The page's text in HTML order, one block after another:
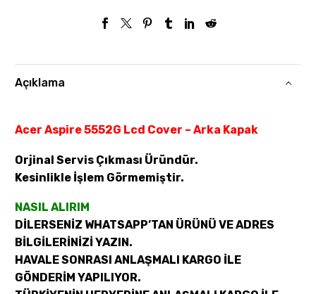
Açıklama
Acer Aspire 5552G Lcd Cover – Arka Kapak
Orjinal Servis Çıkması Üründür.
Kesinlikle İşlem Görmemiştir.
NASIL ALIRIM
DİLERSENİZ WHATSAPP’TAN ÜRÜNÜ VE ADRES
BİLGİLERİNİZİ YAZIN.
HAVALE SONRASI ANLAŞMALI KARGO İLE
GÖNDERİM YAPILIYOR.